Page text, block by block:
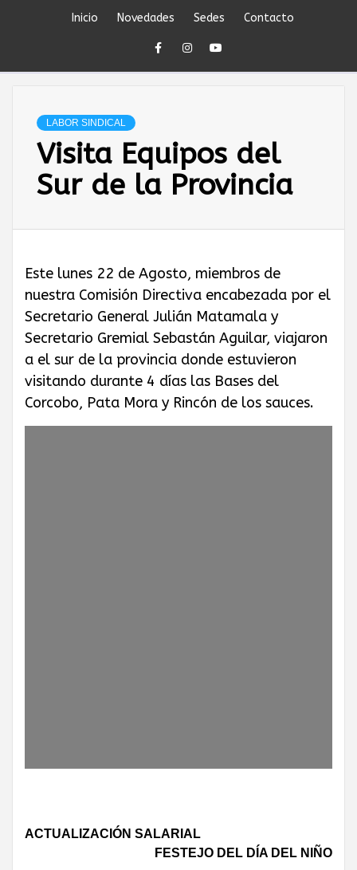
Inicio Novedades Sedes Contacto
PERSONAL
JERÁRQUICO Y
PROFESIONAL
DEL
PETRÓLEO,
GAS PRIVADO
Y QUÍMICOS DE
LABOR SINDICAL
Visita Equipos del
Sur de la Provincia
Este lunes 22 de Agosto, miembros de
nuestra Comisión Directiva encabezada por el
Secretario General Julián Matamala y
Secretario Gremial Sebastán Aguilar, viajaron
a el sur de la provincia donde estuvieron
visitando durante 4 días las Bases del
Corcobo, Pata Mora y Rincón de los sauces.
Continue
ACTUALIZACIÓN SALARIAL
FESTEJO DEL DÍA DEL NIÑO